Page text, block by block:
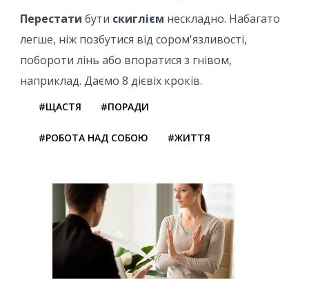
Перестати бути скиглієм нескладно. Набагато
легше, ніж позбутися від сором'язливості,
побороти лінь або впоратися з гнівом,
наприклад. Даємо 8 дієвіх кроків.
#ЩАСТЯ #ПОРАДИ
#РОБОТА НАД СОБОЮ #ЖИТТЯ